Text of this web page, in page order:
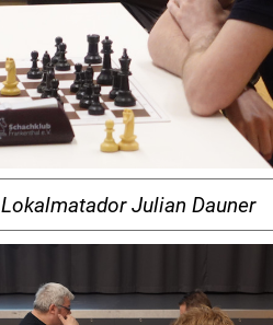
Lokalmatador Julian Dauner